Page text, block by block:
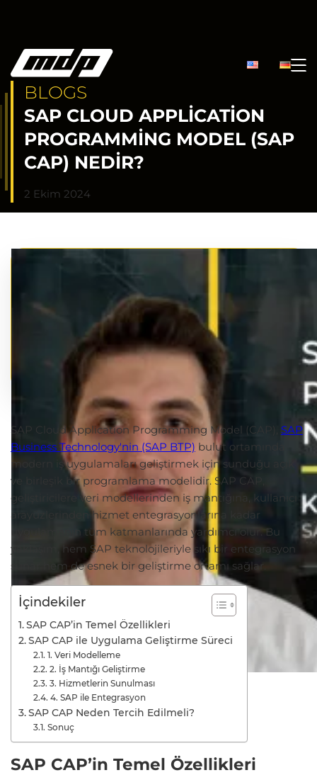
BLOGS
SAP CLOUD APPLICATION
PROGRAMMING MODEL (SAP
CAP) NEDIR?
2 Ekim 2024
SAP Cloud Application Programming Model (CAP), SAP
Business Technology'nin (SAP BTP) bulut ortamında
modern iş uygulamaları geliştirmek için sunduğu açık
ve birleşik bir programlama modelidir. SAP CAP,
geliştiricilere veri modellerinden iş mantığına, kullanıcı
arayüzlerinden hizmet entegrasyonlarına kadar
uygulamanın tüm katmanlarında yardımcı olur. Bu
yaklaşım, hem SAP teknolojileriyle sıkı bir entegrasyon
sunar hem de esnek bir geliştirme ortamı sağlar.
İçindekiler
SAP CAP’in Temel Özellikleri
SAP CAP ile Uygulama Geliştirme Süreci
1. Veri Modelleme
2. İş Mantığı Geliştirme
3. Hizmetlerin Sunulması
4. SAP ile Entegrasyon
SAP CAP Neden Tercih Edilmeli?
Sonuç
SAP CAP’in Temel Özellikleri